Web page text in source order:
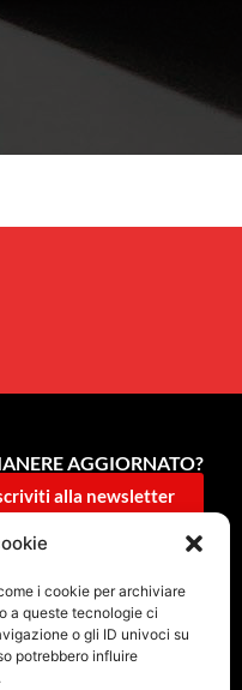
i cookie per archiviare
a queste tecnologie ci
o gli ID univoci su
potrebbero influire
AGGIORNATO?
alla newsletter
SUI NOSTRI SOCIAL